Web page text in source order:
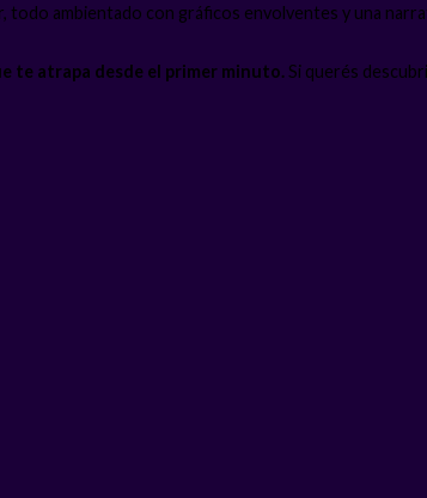
todo ambientado con gráficos envolventes y una
te atrapa desde el primer minuto.Si querés